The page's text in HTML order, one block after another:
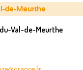
de-Meurthe
Val-de-Meurthe